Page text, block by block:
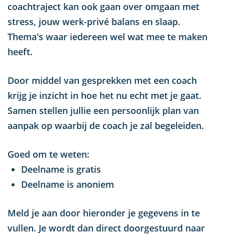
coachtraject kan ook gaan over omgaan met
stress, jouw werk-privé balans en slaap.
Thema's waar iedereen wel wat mee te maken
heeft.
Door middel van gesprekken met een coach
krijg je inzicht in hoe het nu echt met je gaat.
Samen stellen jullie een persoonlijk plan van
aanpak op waarbij de coach je zal begeleiden.
Goed om te weten:
Deelname is gratis
Deelname is anoniem
Meld je aan door hieronder je gegevens in te
vullen. Je wordt dan direct doorgestuurd naar